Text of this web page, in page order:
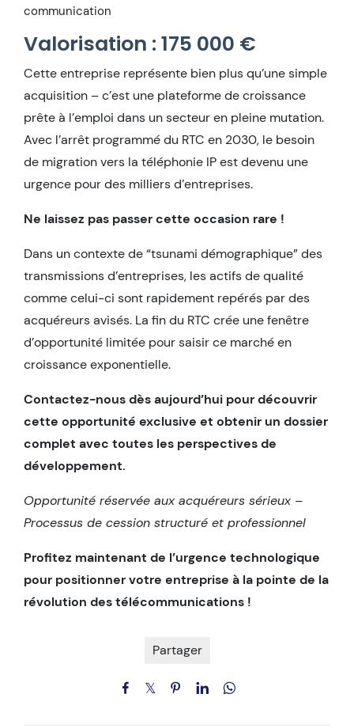
communication
Valorisation : 175 000 €
Cette entreprise représente bien plus qu’une simple
acquisition – c’est une plateforme de croissance
prête à l’emploi dans un secteur en pleine mutation.
Avec l’arrêt programmé du RTC en 2030, le besoin
de migration vers la téléphonie IP est devenu une
urgence pour des milliers d’entreprises.
Ne laissez pas passer cette occasion rare !
Dans un contexte de “tsunami démographique” des
transmissions d’entreprises, les actifs de qualité
comme celui-ci sont rapidement repérés par des
acquéreurs avisés. La fin du RTC crée une fenêtre
d’opportunité limitée pour saisir ce marché en
croissance exponentielle.
Contactez-nous dès aujourd’hui pour découvrir
cette opportunité exclusive et obtenir un dossier
complet avec toutes les perspectives de
développement.
Opportunité réservée aux acquéreurs sérieux –
Processus de cession structuré et professionnel
Profitez maintenant de l’urgence technologique
pour positionner votre entreprise à la pointe de la
révolution des télécommunications !
Partager